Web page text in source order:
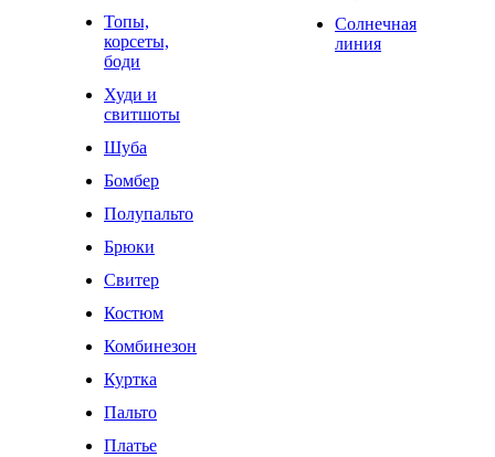
Топы,
корсеты,
боди
Худи и
свитшоты
Шуба
Бомбер
Полупальто
Брюки
Свитер
Костюм
Комбинезон
Куртка
Пальто
Платье
Солнечная
линия